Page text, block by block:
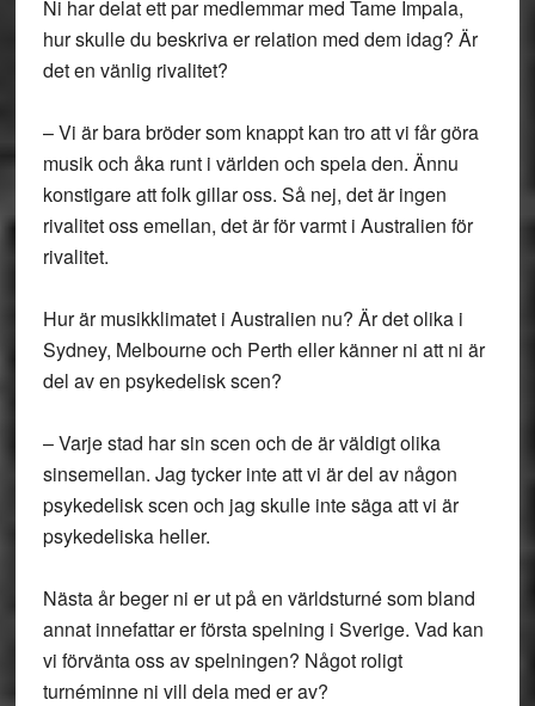
Ni har delat ett par medlemmar med Tame Impala,
hur skulle du beskriva er relation med dem idag? Är
det en vänlig rivalitet?
– Vi är bara bröder som knappt kan tro att vi får göra
musik och åka runt i världen och spela den. Ännu
konstigare att folk gillar oss. Så nej, det är ingen
rivalitet oss emellan, det är för varmt i Australien för
rivalitet.
Hur är musikklimatet i Australien nu? Är det olika i
Sydney, Melbourne och Perth eller känner ni att ni är
del av en psykedelisk scen?
– Varje stad har sin scen och de är väldigt olika
sinsemellan. Jag tycker inte att vi är del av någon
psykedelisk scen och jag skulle inte säga att vi är
psykedeliska heller.
Nästa år beger ni er ut på en världsturné som bland
annat innefattar er första spelning i Sverige. Vad kan
vi förvänta oss av spelningen? Något roligt
turnéminne ni vill dela med er av?